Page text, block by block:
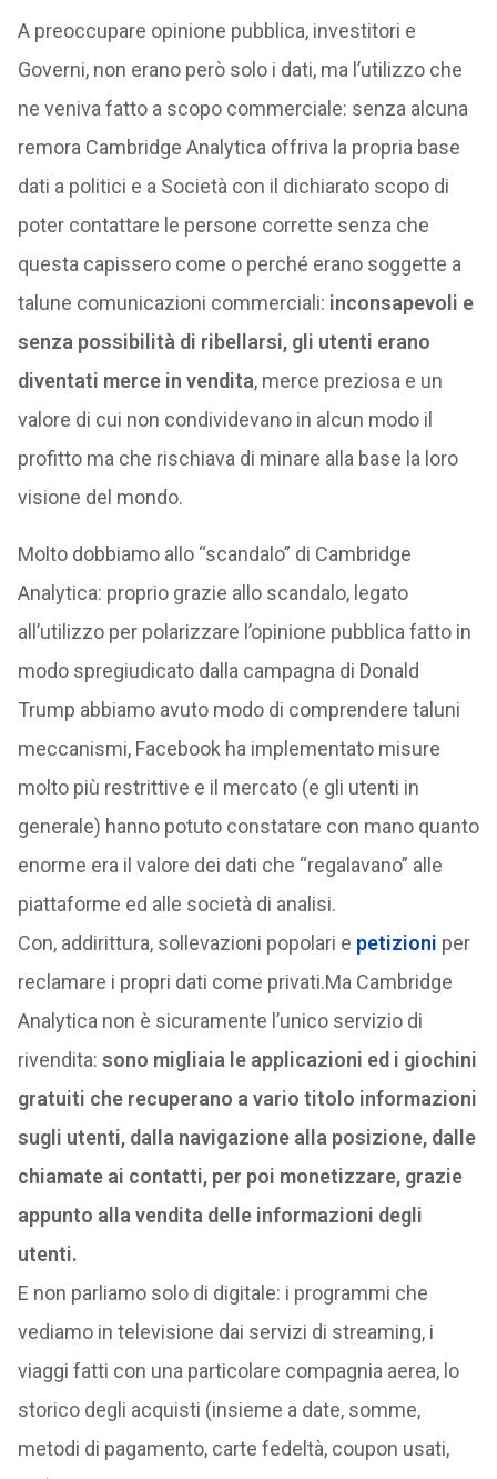
A preoccupare opinione pubblica, investitori e
Governi, non erano però solo i dati, ma l’utilizzo che
ne veniva fatto a scopo commerciale: senza alcuna
remora Cambridge Analytica offriva la propria base
dati a politici e a Società con il dichiarato scopo di
poter contattare le persone corrette senza che
questa capissero come o perché erano soggette a
talune comunicazioni commerciali: inconsapevoli e
senza possibilità di ribellarsi, gli utenti erano
diventati merce in vendita, merce preziosa e un
valore di cui non condividevano in alcun modo il
profitto ma che rischiava di minare alla base la loro
visione del mondo.
Molto dobbiamo allo “scandalo” di Cambridge
Analytica: proprio grazie allo scandalo, legato
all’utilizzo per polarizzare l’opinione pubblica fatto in
modo spregiudicato dalla campagna di Donald
Trump abbiamo avuto modo di comprendere taluni
meccanismi, Facebook ha implementato misure
molto più restrittive e il mercato (e gli utenti in
generale) hanno potuto constatare con mano quanto
enorme era il valore dei dati che “regalavano” alle
piattaforme ed alle società di analisi.
Con, addirittura, sollevazioni popolari e petizioni per
reclamare i propri dati come privati.Ma Cambridge
Analytica non è sicuramente l’unico servizio di
rivendita: sono migliaia le applicazioni ed i giochini
gratuiti che recuperano a vario titolo informazioni
sugli utenti, dalla navigazione alla posizione, dalle
chiamate ai contatti, per poi monetizzare, grazie
appunto alla vendita delle informazioni degli
utenti.
E non parliamo solo di digitale: i programmi che
vediamo in televisione dai servizi di streaming, i
viaggi fatti con una particolare compagnia aerea, lo
storico degli acquisti (insieme a date, somme,
metodi di pagamento, carte fedeltà, coupon usati,